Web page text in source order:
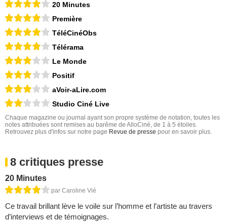
20 Minutes
Première
TéléCinéObs
Télérama
Le Monde
Positif
aVoir-aLire.com
Studio Ciné Live
Chaque magazine ou journal ayant son propre système de notation, toutes les
notes attribuées sont remises au barême de AlloCiné, de 1 à 5 étoiles.
Retrouvez plus d'infos sur notre page Revue de presse pour en savoir plus.
8 critiques presse
20 Minutes
par Caroline Vié
Ce travail brillant lève le voile sur l’homme et l’artiste au travers
d’interviews et de témoignages.